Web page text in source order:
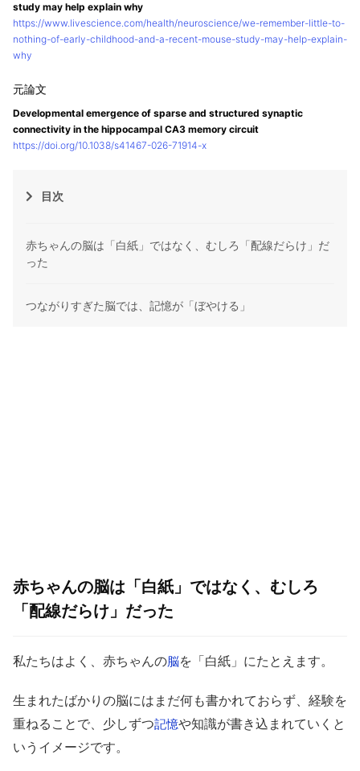
study may help explain why
https://www.livescience.com/health/neuroscience/we-remember-little-to-
nothing-of-early-childhood-and-a-recent-mouse-study-may-help-explain-
why
Developmental emergence of sparse and structured synaptic
connectivity in the hippocampal CA3 memory circuit
https://doi.org/10.1038/s41467-026-71914-x
目次
赤ちゃんの脳は「白紙」ではなく、むしろ「配線だらけ」だ
った
つながりすぎた脳では、記憶が「ぼやける」
赤ちゃんの脳は「白紙」ではなく、むしろ
「配線だらけ」だった
私たちはよく、赤ちゃんの脳を「白紙」にたとえます。
生まれたばかりの脳にはまだ何も書かれておらず、経験を
重ねることで、少しずつ記憶や知識が書き込まれていくと
いうイメージです。